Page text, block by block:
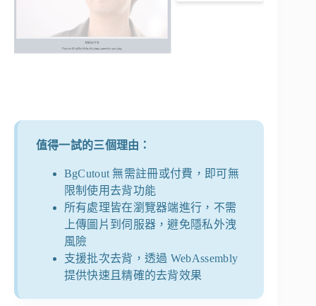
值得一試的三個理由：
BgCutout 無需註冊或付費，即可無
限制使用去背功能
所有處理皆在瀏覽器端進行，不需
上傳圖片到伺服器，避免隱私外洩
風險
支援批次去背，透過 WebAssembly
提供快速且精確的去背效果